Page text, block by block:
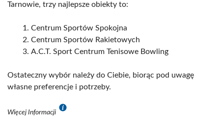
Tarnowie, trzy najlepsze obiekty to:
Centrum Sportów Spokojna
Centrum Sportów Rakietowych
A.C.T. Sport Centrum Tenisowe Bowling
Ostateczny wybór należy do Ciebie, biorąc pod uwagę
własne preferencje i potrzeby.
Więcej Informacji